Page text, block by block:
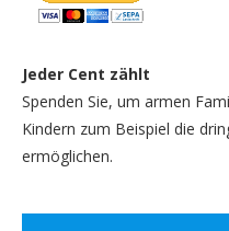
Jeder Cent zählt
Spenden Sie, um armen
Kindern zum Beispiel die
ermöglichen.